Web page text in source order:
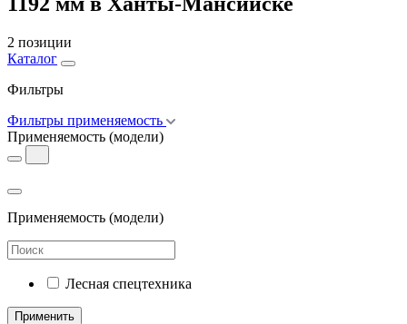
2 позиции
Каталог
Фильтры
Фильтры применяемость
Применяемость (модели)
Применяемость (модели)
Лесная спецтехника
Применить